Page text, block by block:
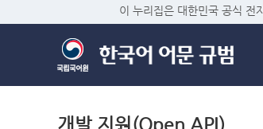
이 누리집은 대한민국 공식 전
개발 지원(Open API)